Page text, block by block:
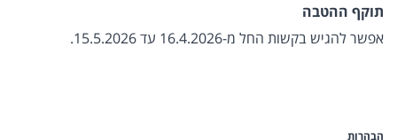
תוקף ההטבה
אפשר להגיש בקשות החל מ-16.4.2026 עד 15.5.2026.
הבהרות